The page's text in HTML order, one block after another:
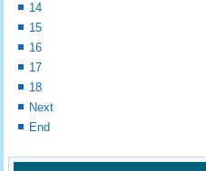
14
15
16
17
18
Next
End